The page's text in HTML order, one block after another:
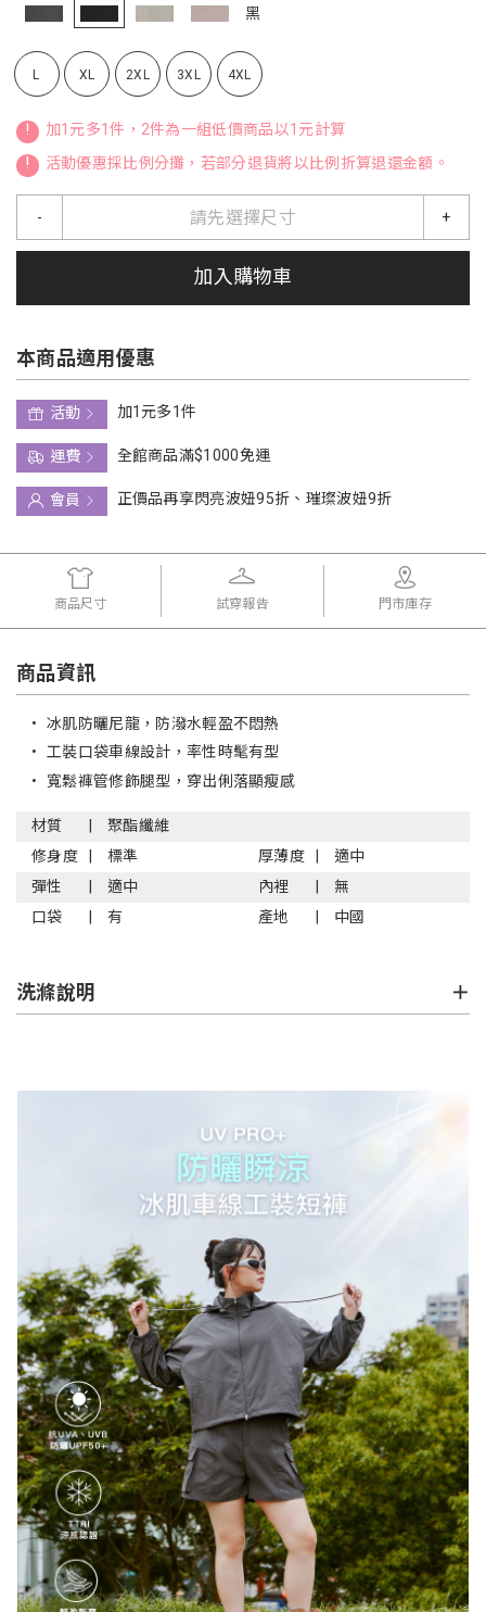
黑
L XL 2XL 3XL 4XL
!
加1元多1件，2件為一組低價商品以1元計算
!
活動優惠採比例分攤，若部分退貨將以比例折算退還金額。
請先選擇尺寸
- +
加入購物車
本商品適用優惠
活動
加1元多1件
運費
全館商品滿$1000免運
會員
正價品再享閃亮波妞95折、璀璨波妞9折
商品尺寸 試穿報告 門市庫存
商品資訊
• 冰肌防曬尼龍，防潑水輕盈不悶熱
• 工裝口袋車線設計，率性時髦有型
• 寬鬆褲管修飾腿型，穿出俐落顯瘦感
材質
聚酯纖維
修身度
標準 厚薄度
適中
彈性
適中 內裡
無
口袋
有 產地 中國
洗滌說明